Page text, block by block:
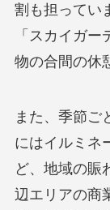
割も担ってい
「スカイガ
物の合間の休
また、季節ご
にはイルミネ
ど、地域の賑
辺エリアの商